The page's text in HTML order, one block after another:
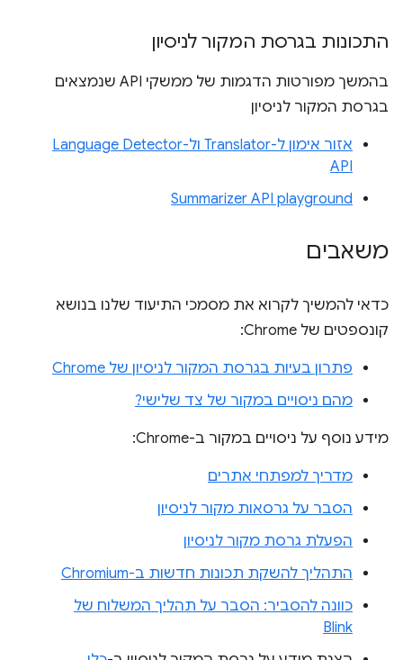
התכונות בגרסת המקור לניסיון
בהמשך מפורטות הדגמות של ממשקי API שנמצאים
בגרסת המקור לניסיון
אזור אימון ל-Translator ול-Language Detector
API
Summarizer API playground
משאבים
כדאי להמשיך לקרוא את מסמכי התיעוד שלנו בנושא
קונספטים של Chrome:
פתרון בעיות בגרסת המקור לניסיון של Chrome
מהם ניסויים במקור של צד שלישי?
מידע נוסף על ניסויים במקור ב-Chrome:
מדריך למפתחי אתרים
הסבר על גרסאות מקור לניסיון
הפעלת גרסת מקור לניסיון
התהליך להשקת תכונות חדשות ב-Chromium
כוונה להסביר: הסבר על תהליך המשלוח של
Blink